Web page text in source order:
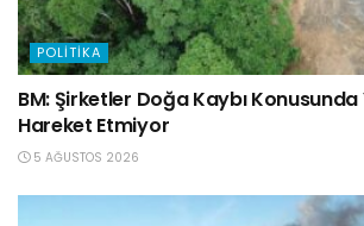
POLITIKA
BM: Şirketler Doğa Kaybı Konusunda
Hareket Etmiyor
5 AĞUSTOS 2026